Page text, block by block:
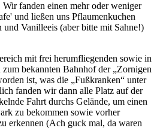
fanden einen mehr oder weniger
und ließen uns Pflaumenkuchen
Vanilleeis (aber bitte mit Sahne!)
mit frei herumfliegenden sowie in
bekannten Bahnhof der „Zornigen
ist, was die „Fußkranken“ unter
fanden wir dann alle Platz auf der
Fahrt durchs Gelände, um einen
zu bekommen sowie vorher
erkennen (Ach guck mal, da waren